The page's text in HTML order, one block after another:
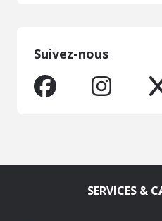
Suivez-nous
SERVICES &